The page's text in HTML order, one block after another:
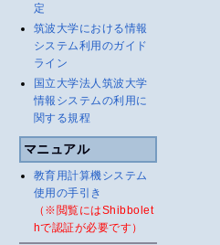
定
筑波大学における情報
システム利用のガイド
ライン
国立大学法人筑波大学
情報システムの利用に
関する規程
マニュアル
教育用計算機システム
使用の手引き
（※閲覧にはShibbolet
hで認証が必要です）